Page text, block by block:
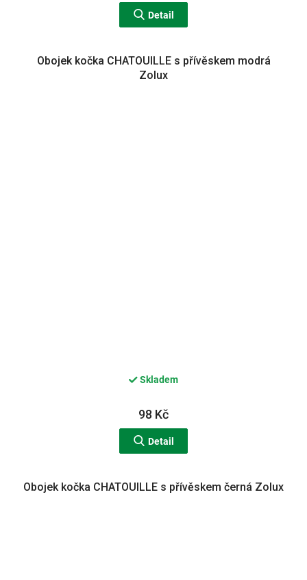
Detail
Obojek kočka CHATOUILLE s přívěskem modrá
Zolux
Skladem
98 Kč
Detail
Obojek kočka CHATOUILLE s přívěskem černá Zolux